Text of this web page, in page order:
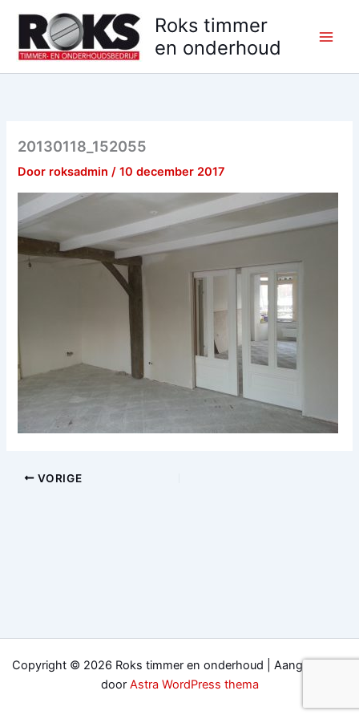
Roks timmer
en onderhoud
20130118_152055
Door roksadmin/10 december 2017
VORIGE
Copyright © 2026 Roks timmer en onderhoud | Aangedreven
door Astra WordPress thema